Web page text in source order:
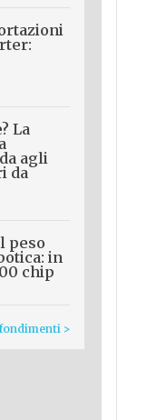
La
agli
da
peso
in
chip
>